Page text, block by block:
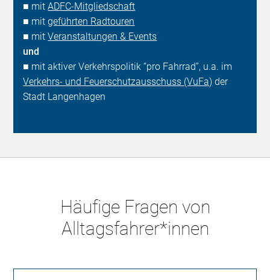
■ mitADFC-Mitgliedschaft
■ mitgeführten Radtouren
■ mitVeranstaltungen & Events
und
■ mit aktiver Verkehrspolitik “pro Fahrrad”, u.a. im
Verkehrs- und Feuerschutzausschuss (VuFa) der
Stadt Langenhagen
Häufige Fragen von
Alltagsfahrer*innen